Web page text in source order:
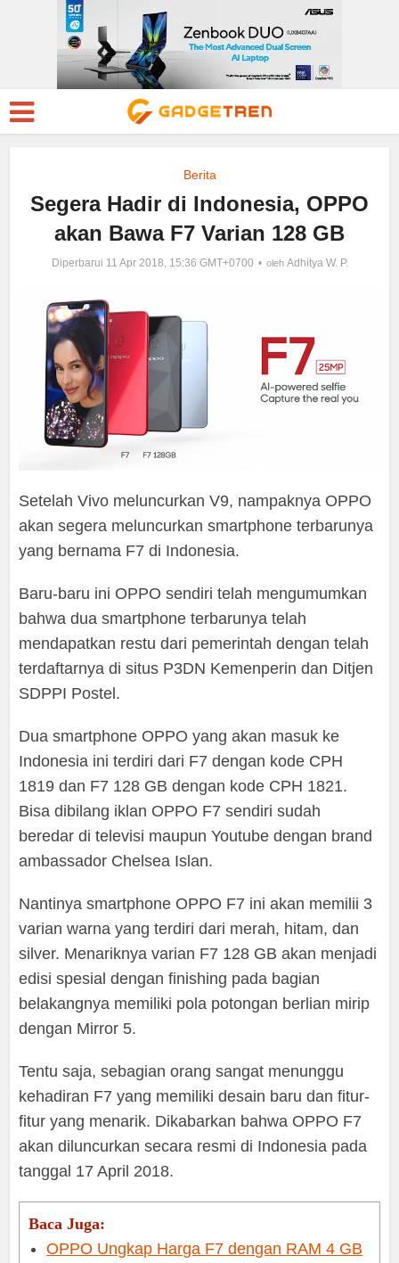
Berita
Segera Hadir di Indonesia, OPPO
akan Bawa F7 Varian 128 GB
Diperbarui 11 Apr 2018, 15:36 GMT+0700 oleh Adhitya W. P.
Setelah Vivo meluncurkan V9, nampaknya OPPO
akan segera meluncurkan smartphone terbarunya
yang bernama F7 di Indonesia.
Baru-baru ini OPPO sendiri telah mengumumkan
bahwa dua smartphone terbarunya telah
mendapatkan restu dari pemerintah dengan telah
terdaftarnya di situs P3DN Kemenperin dan Ditjen
SDPPI Postel.
Dua smartphone OPPO yang akan masuk ke
Indonesia ini terdiri dari F7 dengan kode CPH
1819 dan F7 128 GB dengan kode CPH 1821.
Bisa dibilang iklan OPPO F7 sendiri sudah
beredar di televisi maupun Youtube dengan brand
ambassador Chelsea Islan.
Nantinya smartphone OPPO F7 ini akan memilii 3
varian warna yang terdiri dari merah, hitam, dan
silver. Menariknya varian F7 128 GB akan menjadi
edisi spesial dengan finishing pada bagian
belakangnya memiliki pola potongan berlian mirip
dengan Mirror 5.
Tentu saja, sebagian orang sangat menunggu
kehadiran F7 yang memiliki desain baru dan fitur-
fitur yang menarik. Dikabarkan bahwa OPPO F7
akan diluncurkan secara resmi di Indonesia pada
tanggal 17 April 2018.
Baca Juga:
OPPO Ungkap Harga F7 dengan RAM 4 GB